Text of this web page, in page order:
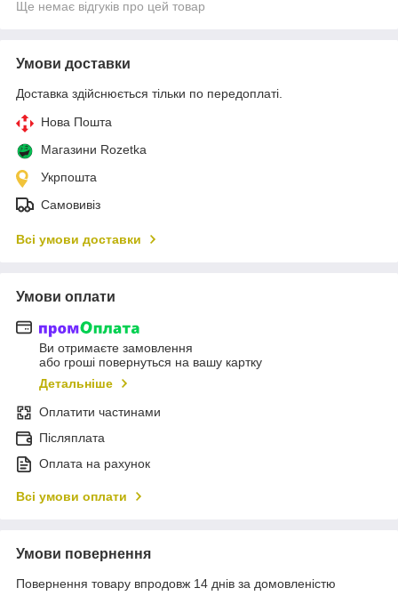
Ще немає відгуків про цей товар
Умови доставки
Доставка здійснюється тільки по передоплаті.
Нова Пошта
Магазини Rozetka
Укрпошта
Самовивіз
Всі умови доставки
Умови оплати
Ви отримаєте замовлення
або гроші повернуться на вашу картку
Детальніше
Оплатити частинами
Післяплата
Оплата на рахунок
Всі умови оплати
Умови повернення
Повернення товару впродовж 14 днів за домовленістю